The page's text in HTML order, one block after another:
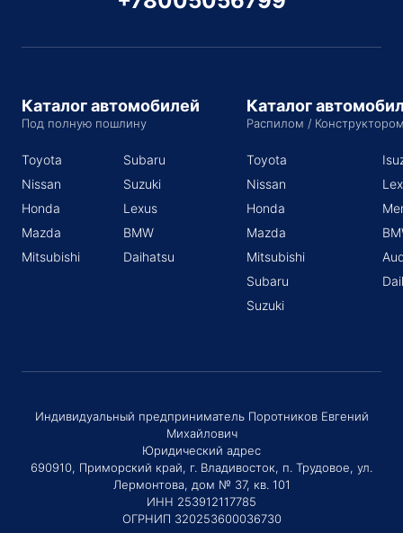
Каталог автомобилей
Под полную пошлину
Toyota
Nissan
Honda
Mazda
Mitsubishi
Subaru
Suzuki
Lexus
BMW
Daihatsu
Каталог
Распилом /
Toyota
Nissan
Honda
Mazda
Mitsubishi
Subaru
Suzuki
Индивидуальный предприниматель Поротников Евгений
Михайлович
Юридический адрес
690910, Приморский край, г. Владивосток, п. Трудовое, ул.
Лермонтова, дом № 37, кв. 101
ИНН 253912117785
ОГРНИП 320253600036730